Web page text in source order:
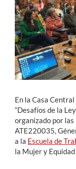
Funcionarios
Alumni
English
En la Casa
“Desafíos de la
organizado por
ATE220035,
a la Escuela de
la Mujer y